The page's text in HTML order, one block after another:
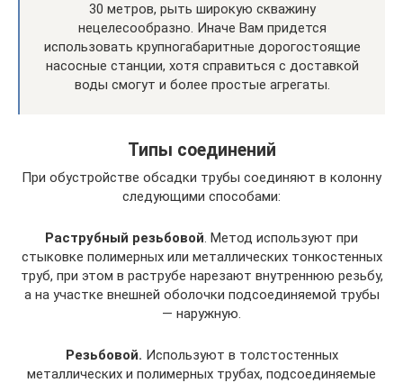
30 метров, рыть широкую скважину
нецелесообразно. Иначе Вам придется
использовать крупногабаритные дорогостоящие
насосные станции, хотя справиться с доставкой
воды смогут и более простые агрегаты.
Типы соединений
При обустройстве обсадки трубы соединяют в колонну
следующими способами:
Раструбный резьбовой. Метод используют при
стыковке полимерных или металлических тонкостенных
труб, при этом в раструбе нарезают внутреннюю резьбу,
а на участке внешней оболочки подсоединяемой трубы
— наружную.
Резьбовой. Используют в толстостенных
металлических и полимерных трубах, подсоединяемые